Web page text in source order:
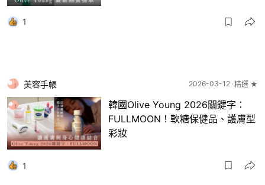
1
美容手帳 2026-03-12 精選 ★
韓國Olive Young 2026關鍵字：
FULLMOON！軟糖保健品、護膚型
彩妝
1